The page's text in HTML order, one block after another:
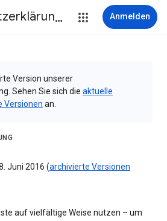
Datenschutzerklärung & Nutzungsbedingungen Anmelden
Version unserer
Sehen Sie sich die aktuelle
Versionen an.
Juni 2016 (archivierte Versionen
auf vielfältige Weise nutzen – um